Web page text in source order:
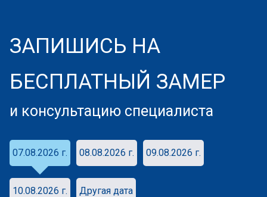
ЗАПИШИСЬ НА
БЕСПЛАТНЫЙ ЗАМЕР
и консультацию специалиста
07.08.2026 г. 08.08.2026 г. 09.08.2026 г.
10.08.2026 г. Другая дата